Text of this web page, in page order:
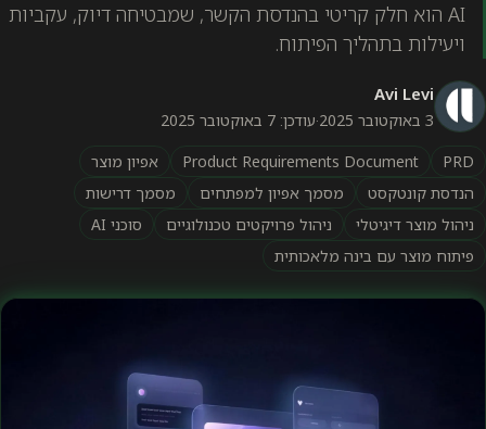
AI הוא חלק קריטי בהנדסת הקשר, שמבטיחה דיוק, עקביות
ויעילות בתהליך הפיתוח.
Avi Levi
3 באוקטובר 2025 ·עודכן: 7 באוקטובר 2025
PRD
Product Requirements Document
אפיון מוצר
הנדסת קונטקסט
מסמך אפיון למפתחים
מסמך דרישות
ניהול מוצר דיגיטלי
ניהול פרויקטים טכנולוגיים
סוכני AI
פיתוח מוצר עם בינה מלאכותית